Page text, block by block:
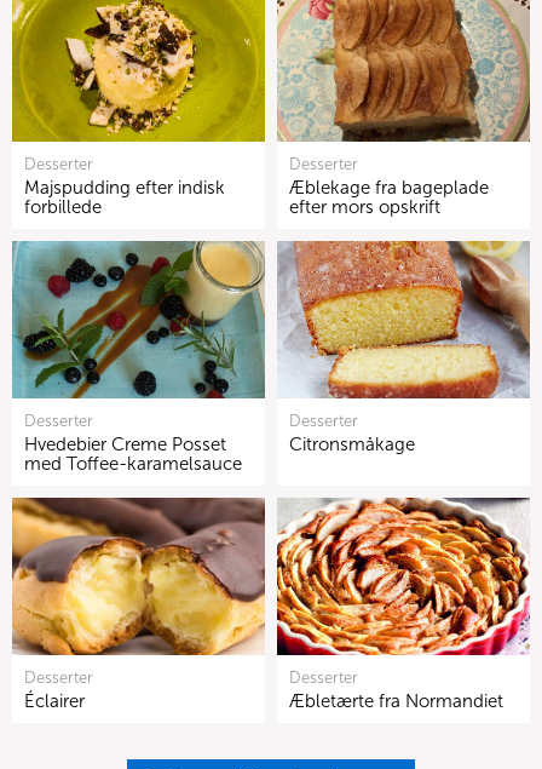
Desserter
Majspudding efter indisk
forbillede
Desserter
Æblekage fra bageplade
efter mors opskrift
Desserter
Hvedebier Creme Posset
med Toffee-karamelsauce
Desserter
Citronsmåkage
Desserter
Éclairer
Desserter
Æbletærte fra Normandiet